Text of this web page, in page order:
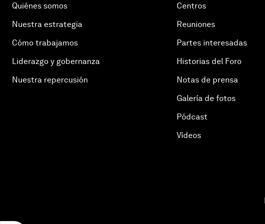
Quiénes somos
Nuestra estrategia
Cómo trabajamos
Liderazgo y gobernanza
Nuestra repercusión
Centros
Reuniones
Partes interesadas
Historias del Foro
Notas de prensa
Galería de fotos
Pódcast
Vídeos